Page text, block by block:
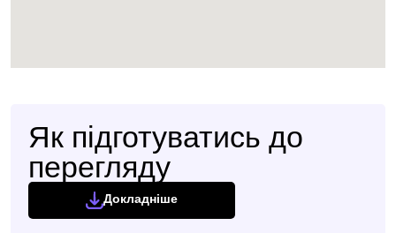
Як підготуватись до
перегляду
Докладніше